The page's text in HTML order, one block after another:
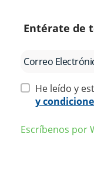
Entérate de
He leído y
y
Escríbenos por